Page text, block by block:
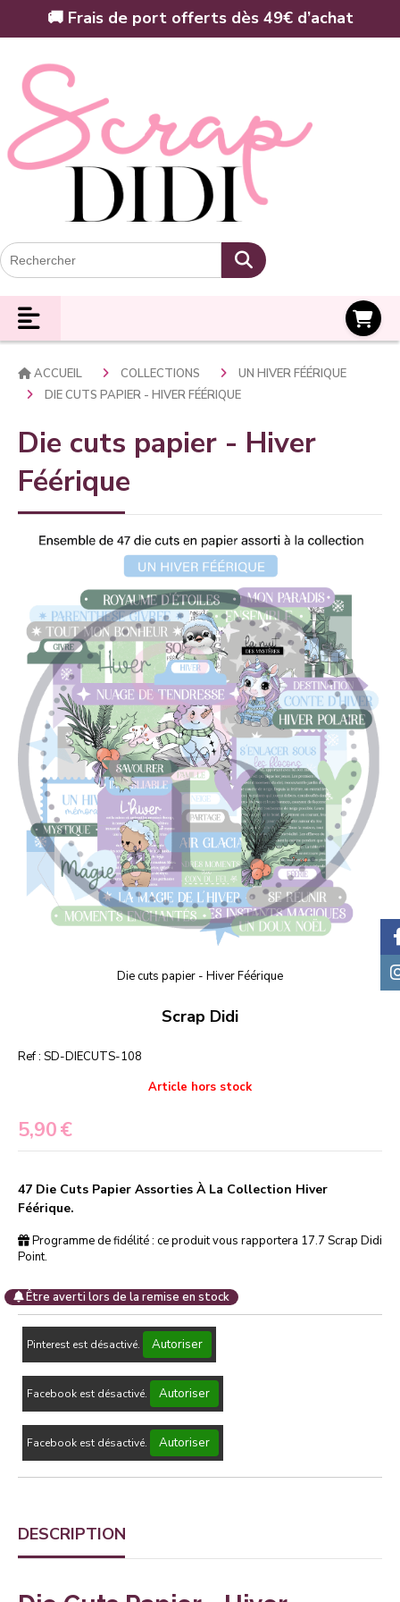
🚚 Frais de port offerts dès 49€ d’achat
ACCUEIL COLLECTIONS
UN HIVER FÉÉRIQUE
DIE CUTS PAPIER - HIVER FÉÉRIQUE
Die cuts papier - Hiver
Féérique
Die cuts papier - Hiver Féérique
Scrap Didi
Ref : SD-DIECUTS-108
5,90€
Article hors stock
47 Die Cuts Papier Assorties À La Collection Hiver
Féérique.
Programme de fidélité : ce produit vous rapportera 17.7 Scrap Didi
Point.
Être averti lors de la remise en stock
Pinterest est désactivé. Autoriser
Facebook est désactivé. Autoriser
Facebook est désactivé. Autoriser
DESCRIPTION